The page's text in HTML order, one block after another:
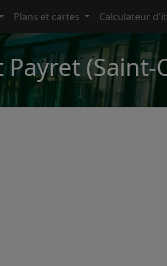
Plans et cartes Calculateur
(Saint-